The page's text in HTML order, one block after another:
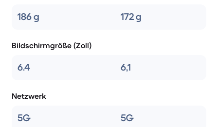
186 g 172 g
Bildschirmgröße (Zoll)
6.4 6,1
Netzwerk
5G 5G